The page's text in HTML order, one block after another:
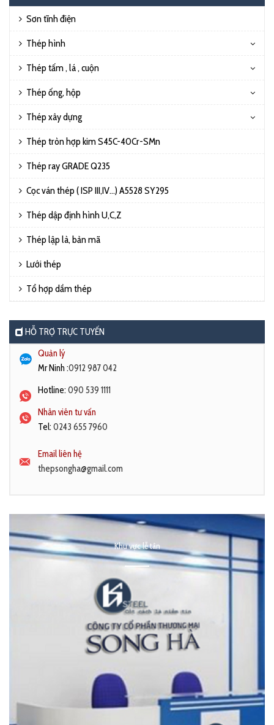
Sơn tĩnh điện
Thép hình
Thép tấm , lá , cuộn
Thép ống, hộp
Thép xây dựng
Thép tròn hợp kim S45C-40Cr-SMn
Thép ray GRADE Q235
Cọc ván thép ( ISP III,IV…) A5528 SY295
Thép dập định hình U,C,Z
Thép lập là, bản mã
Lưới thép
Tổ hợp dầm thép
HỖ TRỢ TRỰC TUYẾN
Quản lý
Mr Ninh :0912 987 042
Hotline: 090 539 1111
Nhân viên tư vấn
Tel: 0243 655 7960
Email liên hệ
thepsongha@gmail.com
Khu vực lễ tân